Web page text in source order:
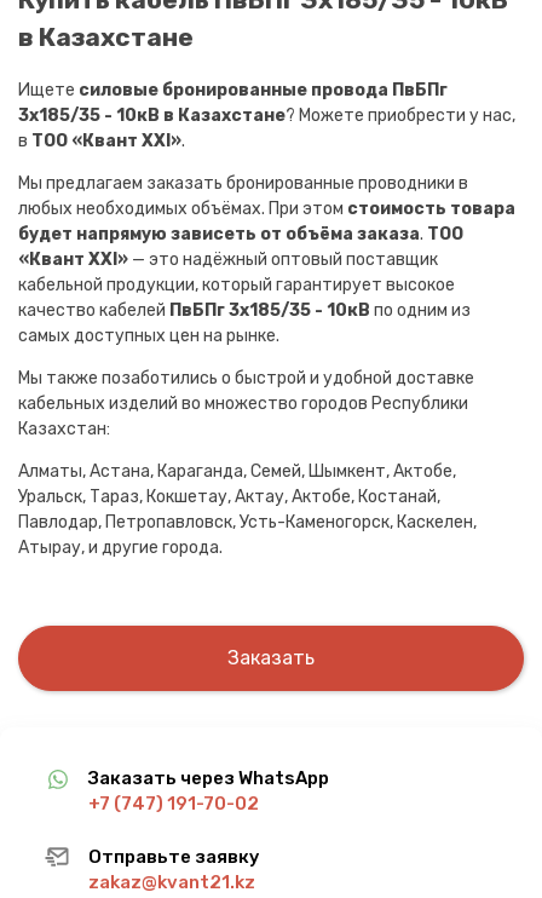
в Казахстане
Ищете силовые бронированные провода ПвБПг
3х185/35 - 10кВ в Казахстане? Можете приобрести у нас,
в ТОО «Квант XXI».
Мы предлагаем заказать бронированные проводники в
любых необходимых объёмах. При этом стоимость товара
будет напрямую зависеть от объёма заказа. ТОО
«Квант XXI» — это надёжный оптовый поставщик
кабельной продукции, который гарантирует высокое
качество кабелей ПвБПг 3х185/35 - 10кВ по одним из
самых доступных цен на рынке.
Мы также позаботились о быстрой и удобной доставке
кабельных изделий во множество городов Республики
Казахстан:
Алматы, Астана, Караганда, Семей, Шымкент, Актобе,
Уральск, Тараз, Кокшетау, Актау, Актобе, Костанай,
Павлодар, Петропавловск, Усть-Каменогорск, Каскелен,
Атырау, и другие города.
Заказать
Заказать через WhatsApp
+7 (747) 191-70-02
Отправьте заявку
zakaz@kvant21.kz